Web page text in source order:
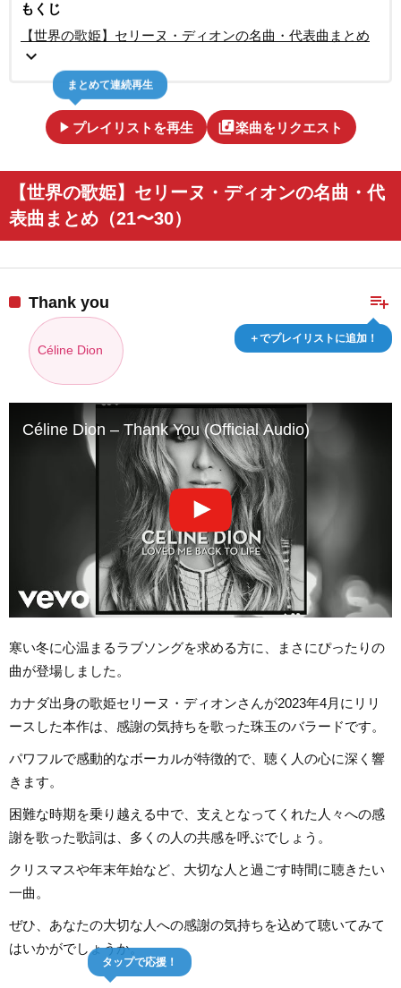
もくじ
【世界の歌姫】セリーヌ・ディオンの名曲・代表曲まとめ
expand_more
play_arrow プレイリストを再生
まとめて連続再生
library_music楽曲をリクエスト
【世界の歌姫】セリーヌ・ディオンの名曲・代
表曲まとめ（21〜30）
playlist_add
＋でプレイリストに追加！
Thank you
Céline Dion
Céline Dion – Thank You (Official Audio)
寒い冬に心温まるラブソングを求める方に、まさにぴったりの
曲が登場しました。
カナダ出身の歌姫セリーヌ・ディオンさんが2023年4月にリリ
ースした本作は、感謝の気持ちを歌った珠玉のバラードです。
パワフルで感動的なボーカルが特徴的で、聴く人の心に深く響
きます。
困難な時期を乗り越える中で、支えとなってくれた人々への感
謝を歌った歌詞は、多くの人の共感を呼ぶでしょう。
クリスマスや年末年始など、大切な人と過ごす時間に聴きたい
一曲。
ぜひ、あなたの大切な人への感謝の気持ちを込めて聴いてみて
はいかがでしょうか。
タップで応援！